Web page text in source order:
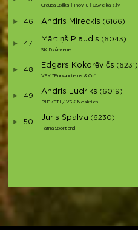
Grauda Spēks | Inov-8 | OSveikals.lv
46. Andris Mireckis (6166)
47.
Mārtiņš Plaudis (6043)
SK Dzērvene
48.
Edgars Kokorēvičs (6231)
VSK "Burkānciems & Co"
49.
Andris Ludriks (6019)
RIEKSTI / VSK Noskrien
50.
Juris Spalva (6230)
Patria Sportland